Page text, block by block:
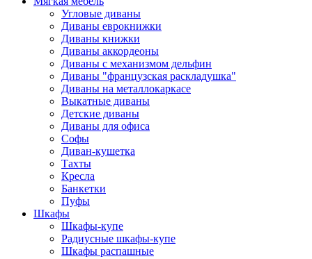
Угловые диваны
Диваны еврокнижки
Диваны книжки
Диваны аккордеоны
Диваны с механизмом дельфин
Диваны "французская раскладушка"
Диваны на металлокаркасе
Выкатные диваны
Детские диваны
Диваны для офиса
Софы
Диван-кушетка
Тахты
Кресла
Банкетки
Пуфы
Шкафы
Шкафы-купе
Радиусные шкафы-купе
Шкафы распашные